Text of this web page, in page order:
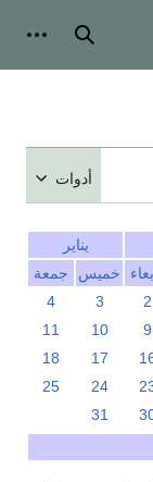
بحث
أدوات
يناير
خميس
جمعة
2
3
4
9
10
11
17
18
24
25
31